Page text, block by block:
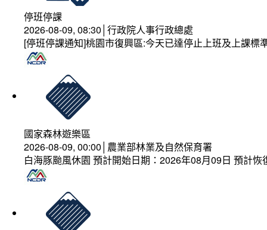
停班停課
2026-08-09, 08:30│行政院人事行政總處
[停班停課通知]桃園市復興區:今天已達停止上班及上課
國家森林遊樂區
2026-08-09, 00:00│農業部林業及自然保育署
白海豚颱風休園 預計開始日期：2026年08月09日 預計